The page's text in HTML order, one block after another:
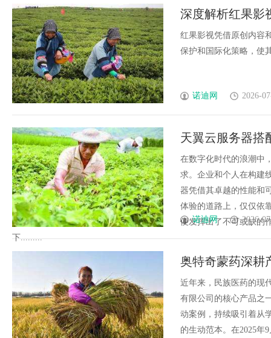
深度解析红果影
红果影视凭借原创内容
保护和国际化策略，使
诺迪网 2026-
天翼云服务器搭
在数字化时代的浪潮中
求。企业和个人在构建
器凭借其卓越的性能和
体验的道路上，仅仅依
便发挥出了不可或缺的
下.........
诺迪网 2026-
奥特奇蒙药深耕
近年来，民族医药的现
有限公司的核心产品之
动案例，持续吸引着从
的生动范本。在2025年